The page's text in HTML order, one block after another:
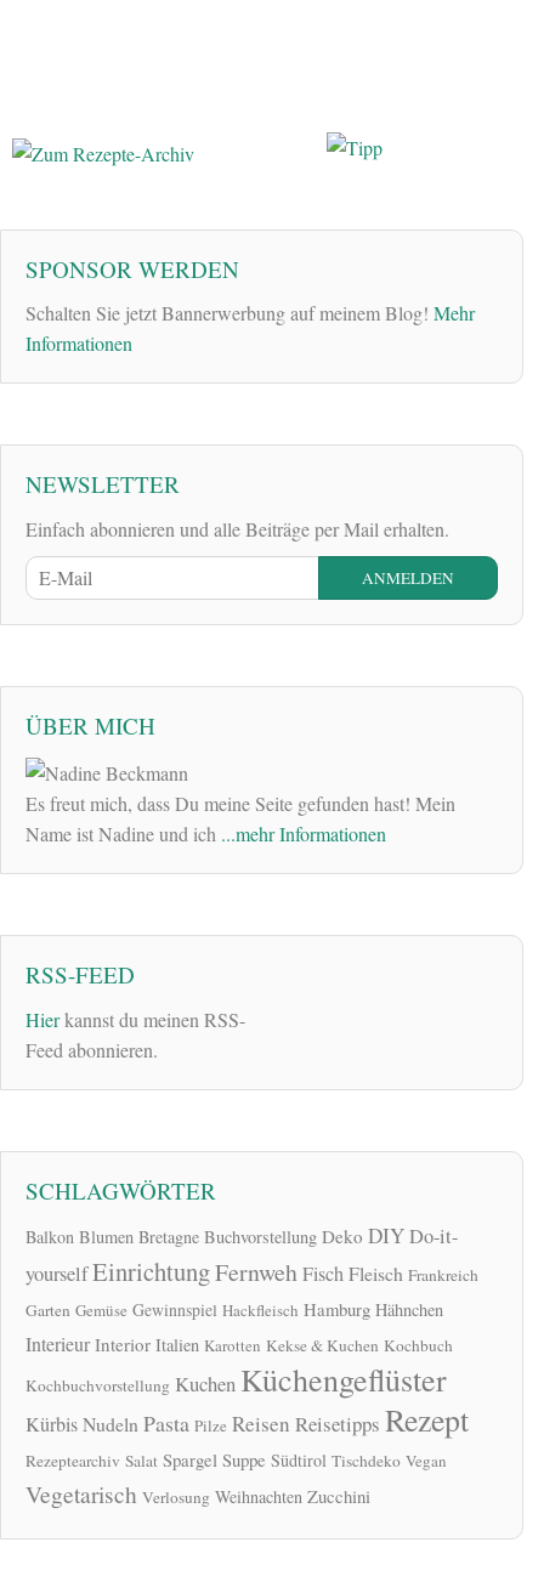
SPONSOR WERDEN
Schalten Sie jetzt Bannerwerbung auf meinem Blog! Mehr
Informationen
NEWSLETTER
Einfach abonnieren und alle Beiträge per Mail erhalten.
ÜBER MICH
Es freut mich, dass Du meine Seite gefunden hast! Mein
Name ist Nadine und ich ...mehr Informationen
RSS-FEED
Hierkannst du meinen RSS-
Feed abonnieren.
SCHLAGWÖRTER
Balkon Blumen Bretagne Buchvorstellung Deko DIYDo-it-
yourselfEinrichtungFernwehFischFleisch Frankreich
Garten Gemüse Gewinnspiel Hackfleisch Hamburg Hähnchen
Interieur Interior Italien Karotten Kekse & Kuchen Kochbuch
Kochbuchvorstellung Kuchen Küchengeflüster
KürbisNudeln Pasta Pilze Reisen Reisetipps Rezept
Rezeptearchiv Salat Spargel Suppe Südtirol Tischdeko Vegan
Vegetarisch Verlosung Weihnachten Zucchini